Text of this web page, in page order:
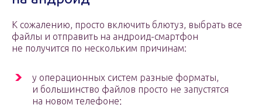
К сожалению, просто включить блютуз, выбрать все
файлы и отправить на андроид-смартфон
не получится по нескольким причинам:
у операционных систем разные форматы,
и большинство файлов просто не запустятся
на новом телефоне;